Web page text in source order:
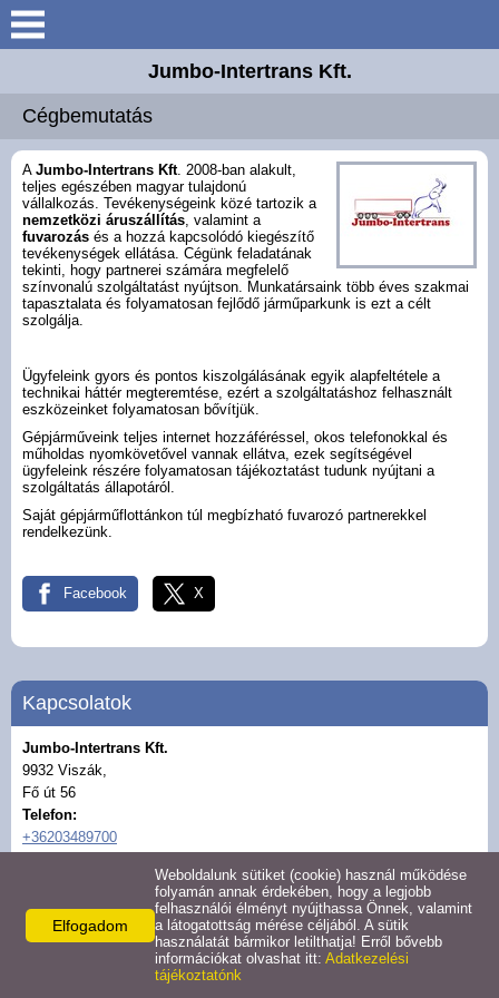
Cégbemutatás
Tevékenység
Járműpark
Galéria
Kapcsolatok
Jumbo-Intertrans Kft.
Cégbemutatás
A Jumbo-Intertrans Kft. 2008-ban alakult,
teljes egészében magyar tulajdonú
vállalkozás. Tevékenységeink közé tartozik a
nemzetközi áruszállítás, valamint a
fuvarozás és a hozzá kapcsolódó kiegészítő
tevékenységek ellátása. Cégünk feladatának
tekinti, hogy partnerei számára megfelelő
színvonalú szolgáltatást nyújtson. Munkatársaink több éves szakmai
tapasztalata és folyamatosan fejlődő járműparkunk is ezt a célt
szolgálja.
Ügyfeleink gyors és pontos kiszolgálásának egyik alapfeltétele a
technikai háttér megteremtése, ezért a szolgáltatáshoz felhasznált
eszközeinket folyamatosan bővítjük.
Gépjárműveink teljes internet hozzáféréssel, okos telefonokkal és
műholdas nyomkövetővel vannak ellátva, ezek segítségével
ügyfeleink részére folyamatosan tájékoztatást tudunk nyújtani a
szolgáltatás állapotáról.
Saját gépjárműflottánkon túl megbízható fuvarozó partnerekkel
rendelkezünk.
Facebook X
Kapcsolatok
Jumbo-Intertrans Kft.
9932 Viszák,
Fő út 56
Telefon:
+36203489700
info@jumbo-intertrans.com
Elfogadom
Weboldalunk sütiket (cookie) használ működése
folyamán annak érdekében, hogy a legjobb
felhasználói élményt nyújthassa Önnek, valamint
a látogatottság mérése céljából. A sütik
használatát bármikor letilthatja! Erről bővebb
információkat olvashat itt: Adatkezelési
tájékoztatónk